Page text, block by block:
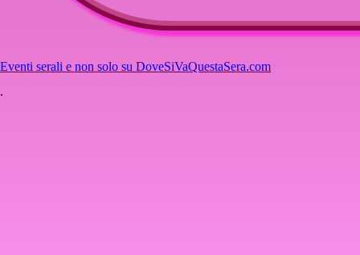
Eventi serali e non solo su DoveSiVaQuestaSera.com
.